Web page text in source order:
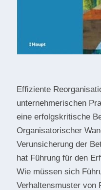
Effiziente
unternehmerischen
eine erfolgskritische
Organisatorischer
Verunsicherung der
hat Führung für den
Wie müssen sich
Verhaltensmuster von